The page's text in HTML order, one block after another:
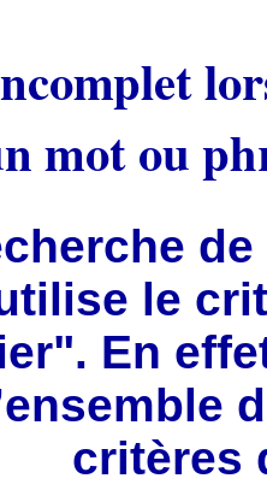
mot ou
le
En
critères